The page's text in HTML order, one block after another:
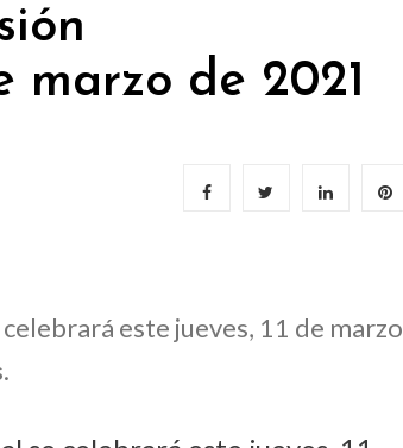
marzo de 2021
este jueves, 11 de marzo